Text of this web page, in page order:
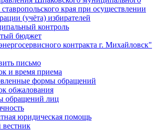
ставропольского края при осуществлении
(учёта) избирателей
контроль
бюджет
контракта г. Михайловск"
письмо
и время приема
формы обращений
обжалования
обращений лиц
юридическая помощь